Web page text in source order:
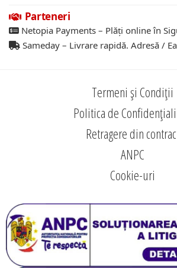
Parteneri
Netopia Payments – Plăți online în
Sameday – Livrare rapidă. Adresă /
Termeni și Condiții
Politica de
Retragere din
ANPC
Cookie-uri